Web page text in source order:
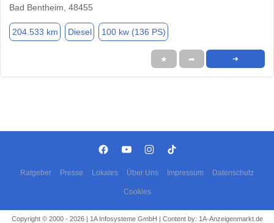
Bad Bentheim, 48455
204.533 km Diesel 100 kw (136 PS)
★ ➦ ➜
Ratgeber Presse Lokales Über Uns Impressum Datenschutz
Cookies
Copyright © 2000 - 2026 | 1A Infosysteme GmbH | Content by: 1A-Anzeigenmarkt.de